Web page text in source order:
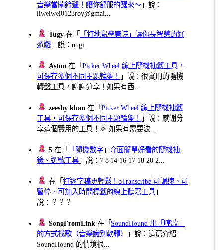
音樂當鬧鈴聲！讓你舒服的醒來～ 」說：
liweiwei0123roy@gmai...
Tugy 在「
「打地鼠學唐詩」讓你長智慧的好
遊戲 」說：uugi
Aston 在「Picker Wheel 線上隨機抽籤工具，
可保存多個不同主題輪盤！
」說：很實用的隨機
轉盤工具，謝謝分享！如果有西...
zeeshy khan 在「Picker Wheel 線上隨機抽籤
工具，可保存多個不同主題輪盤！
」說：感謝分
享這個實用的工具！🎉 如果有需要波...
5 在「
「隨機數字」介面簡單好看的隨機抽
籤、選號工具 」說：7 8 14 16 17 18 20 2...
在「打逐字稿更輕鬆！oTranscribe 可調速、可
暫停、可加入時間標籤的線上聽寫工具 」
說：？？？
SongFromLink 在「 SoundHound 用「哼歌」
的方式找歌（音樂識別軟體）
」說：這篇介紹
SoundHound 的情境很...